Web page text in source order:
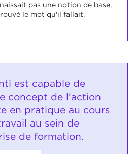
pas une notion de base,
le mot qu'il fallait.
est capable de
concept de l'action
en pratique au cours
au sein de
de formation.